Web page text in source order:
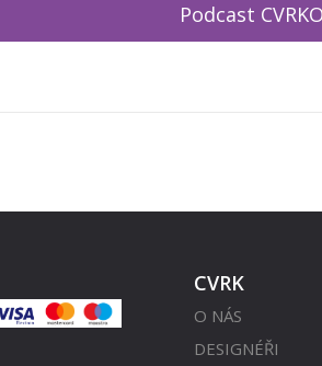
Podcast
CVRK
O NÁS
DESIGNÉŘI